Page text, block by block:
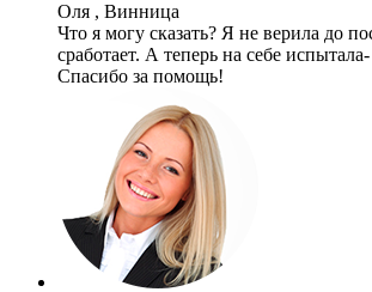
Оля , Винница
Что я могу сказать? Я не верила до
сработает. А теперь на себе испытала-
Спасибо за помощь!